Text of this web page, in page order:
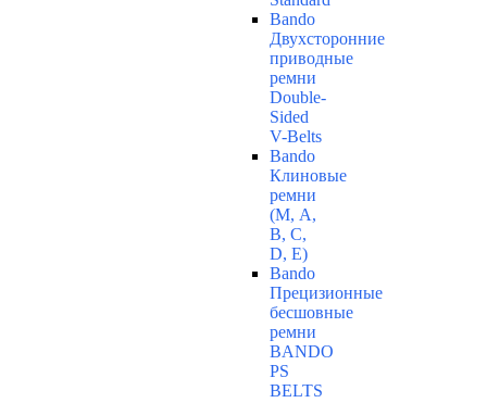
Bando
Двухсторонние
приводные
ремни
Double-
Sided
V-Belts
Bando
Клиновые
ремни
(М, A,
B, C,
D, Е)
Bando
Прецизионные
бесшовные
ремни
BANDO
PS
BELTS